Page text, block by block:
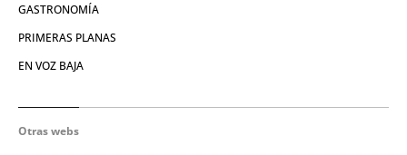
GASTRONOMÍA
PRIMERAS PLANAS
EN VOZ BAJA
Otras webs